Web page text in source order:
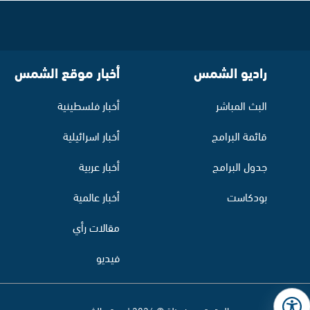
راديو الشمس
البث المباشر
قائمة البرامج
جدول البرامج
بودكاست
أخبار موقع الشمس
أخبار فلسطينية
أخبار اسرائيلية
أخبار عربية
أخبار عالمية
مقالات رأي
فيديو